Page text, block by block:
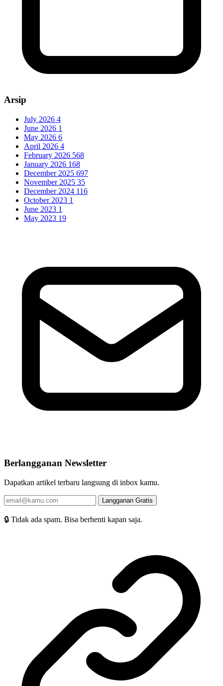
Arsip
July 2026 4
June 2026 1
May 2026 6
April 2026 4
February 2026 568
January 2026 168
December 2025 697
November 2025 35
December 2024 116
October 2023 1
June 2023 1
May 2023 19
Berlangganan Newsletter
Dapatkan artikel terbaru langsung di inbox kamu.
Langganan Gratis
🔒 Tidak ada spam. Bisa berhenti kapan saja.